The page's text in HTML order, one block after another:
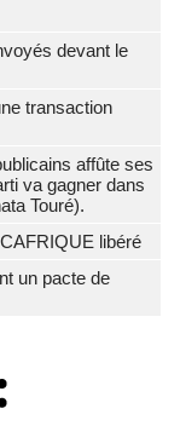
devant le
transaction
affûte ses
va gagner dans
Touré).
libéré
un pacte de